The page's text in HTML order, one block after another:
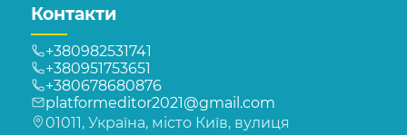
Контакти
+380982531741
+380951753651
+380678680876
platformeditor2021@gmail.com
01011, Україна, місто Київ, вулиця